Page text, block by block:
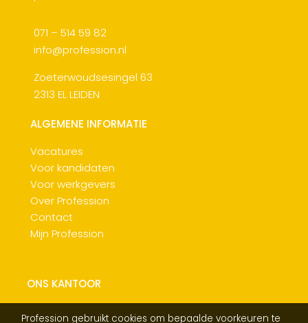
071 – 514 59 82
info@profession.nl
Zoeterwoudsesingel 63
2313 EL LEIDEN
ALGEMENE INFORMATIE
Vacatures
Voor kandidaten
Voor werkgevers
Over Profession
Contact
Mijn Profession
ONS KANTOOR
Profession gebruikt cookies om bepaalde voorkeuren te